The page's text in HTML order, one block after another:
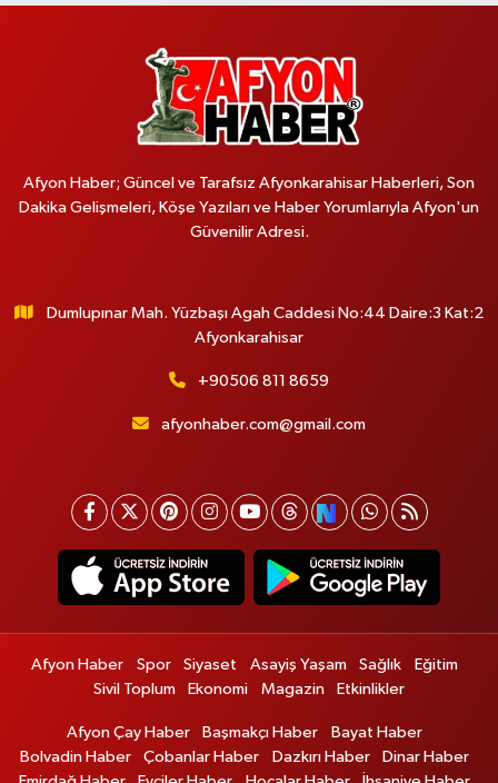
Afyon Haber; Güncel ve Tarafsız Afyonkarahisar Haberleri, Son
Dakika Gelişmeleri, Köşe Yazıları ve Haber Yorumlarıyla Afyon'un
Güvenilir Adresi.
Dumlupınar Mah. Yüzbaşı Agah Caddesi No:44 Daire:3 Kat:2
Afyonkarahisar
+90506 811 8659
afyonhaber.com@gmail.com
Afyon Haber Spor Siyaset Asayiş Yaşam Sağlık
Eğitim
Sivil Toplum
Ekonomi Magazin Etkinlikler
Afyon Çay Haber Başmakçı Haber
Bayat Haber
Bolvadin Haber
Çobanlar Haber Dazkırı Haber
Dinar Haber